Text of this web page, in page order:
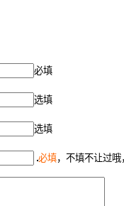
必填
选填
选填
必填，不填不让过